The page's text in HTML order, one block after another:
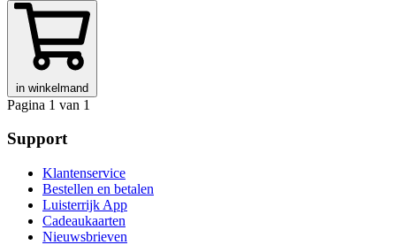
in winkelmand
Pagina 1 van 1
Support
Klantenservice
Bestellen en betalen
Luisterrijk App
Cadeaukaarten
Nieuwsbrieven